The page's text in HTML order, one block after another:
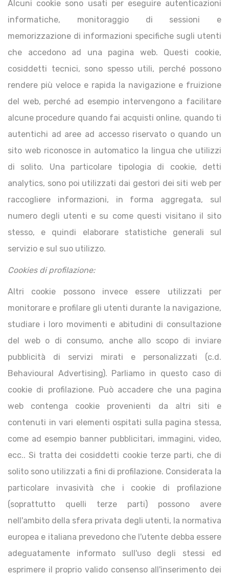
Alcuni cookie sono usati per eseguire autenticazioni
informatiche, monitoraggio di sessioni e
memorizzazione di informazioni specifiche sugli utenti
che accedono ad una pagina web. Questi cookie,
cosiddetti tecnici, sono spesso utili, perché possono
rendere più veloce e rapida la navigazione e fruizione
del web, perché ad esempio intervengono a facilitare
alcune procedure quando fai acquisti online, quando ti
autentichi ad aree ad accesso riservato o quando un
sito web riconosce in automatico la lingua che utilizzi
di solito. Una particolare tipologia di cookie, detti
analytics, sono poi utilizzati dai gestori dei siti web per
raccogliere informazioni, in forma aggregata, sul
numero degli utenti e su come questi visitano il sito
stesso, e quindi elaborare statistiche generali sul
servizio e sul suo utilizzo.
Cookies di profilazione:
Altri cookie possono invece essere utilizzati per
monitorare e profilare gli utenti durante la navigazione,
studiare i loro movimenti e abitudini di consultazione
del web o di consumo, anche allo scopo di inviare
pubblicità di servizi mirati e personalizzati (c.d.
Behavioural Advertising). Parliamo in questo caso di
cookie di profilazione. Può accadere che una pagina
web contenga cookie provenienti da altri siti e
contenuti in vari elementi ospitati sulla pagina stessa,
come ad esempio banner pubblicitari, immagini, video,
ecc.. Si tratta dei cosiddetti cookie terze parti, che di
solito sono utilizzati a fini di profilazione. Considerata la
particolare invasività che i cookie di profilazione
(soprattutto quelli terze parti) possono avere
nell'ambito della sfera privata degli utenti, la normativa
europea e italiana prevedono che l'utente debba essere
adeguatamente informato sull'uso degli stessi ed
esprimere il proprio valido consenso all'inserimento dei